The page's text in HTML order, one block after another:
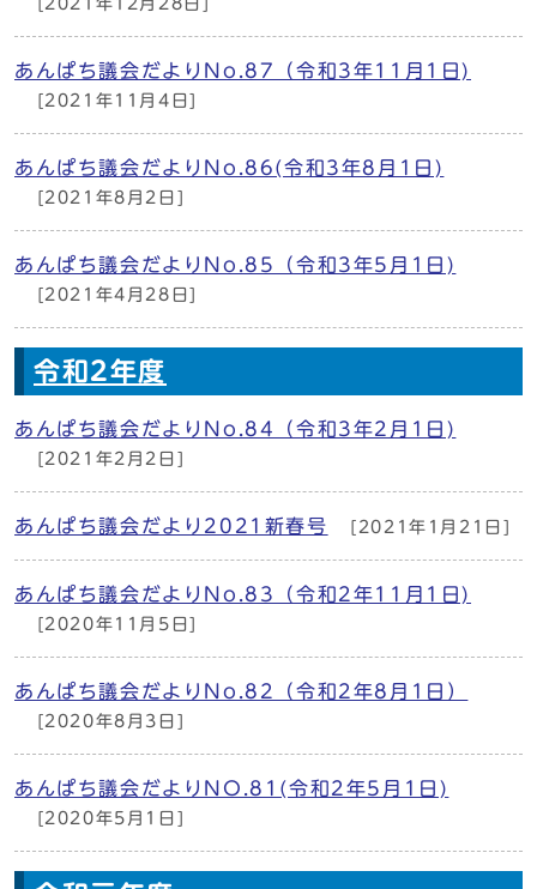
あんぱち議会だよりNo.87（令和3年11月1日)
[2021年11月4日]
あんぱち議会だよりNo.86(令和3年8月1日)
[2021年8月2日]
あんぱち議会だよりNo.85（令和3年5月1日)
[2021年4月28日]
令和2年度
あんぱち議会だよりNo.84（令和3年2月1日)
[2021年2月2日]
あんぱち議会だより2021新春号 [2021年1月21日]
あんぱち議会だよりNo.83（令和2年11月1日)
[2020年11月5日]
あんぱち議会だよりNo.82（令和2年8月1日）
[2020年8月3日]
あんぱち議会だよりNO.81(令和2年5月1日)
[2020年5月1日]